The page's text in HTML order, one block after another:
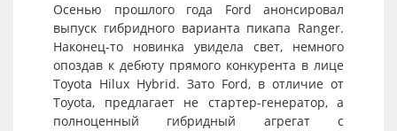
Осенью прошлого года Ford анонсировал
выпуск гибридного варианта пикапа Ranger.
Наконец-то новинка увидела свет, немного
опоздав к дебюту прямого конкурента в лице
Toyota Hilux Hybrid. Зато Ford, в отличие от
Toyota, предлагает не стартер-генератор, а
полноценный гибридный агрегат с